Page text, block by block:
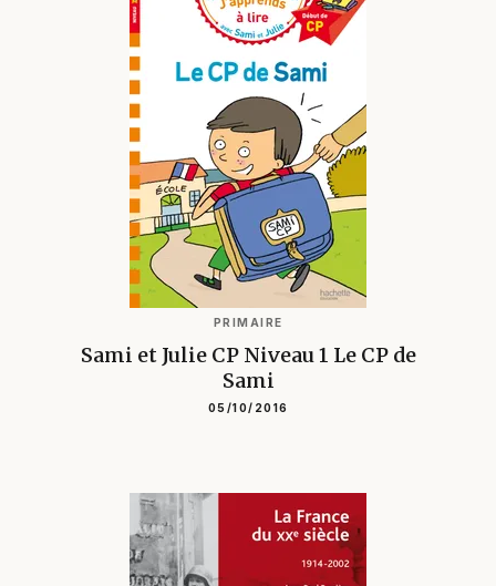
PRIMAIRE
Sami et Julie CP Niveau 1 Le CP de
Sami
05/10/2016